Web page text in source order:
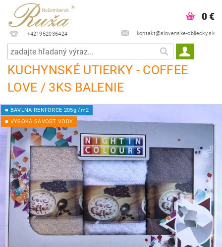
+421952036424 kontakt@slovenske-obliecky.sk
0 €
KUCHYNSKÉ UTIERKY - COFFEE
LOVE / 3KS BALENIE
■ BAVLNA RENFORCE 205g /m2
■ VYSOKÁ SAVOST VODY